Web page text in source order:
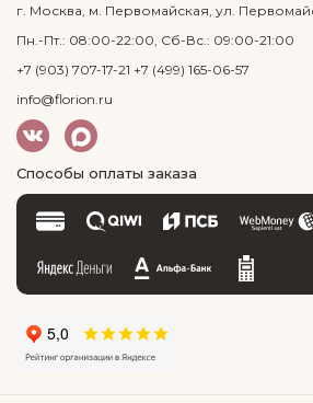
г. Москва, м. Первомайская, ул.
Пн.-Пт.: 08:00-22:00, Сб-Вс.: 09:00-21:00
+7 (903) 707-17-21 +7 (499) 165-06-57
info@florion.ru
Способы оплаты заказа